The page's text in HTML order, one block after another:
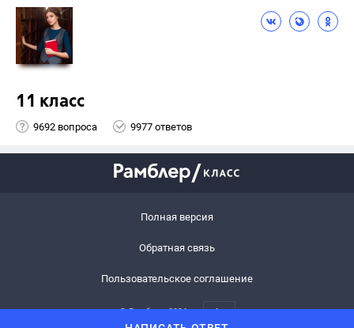
11 класс
9692 вопроса 9977 ответов
Полная версия
Обратная связь
Пользовательское соглашение
© Рамблер,2026 6+